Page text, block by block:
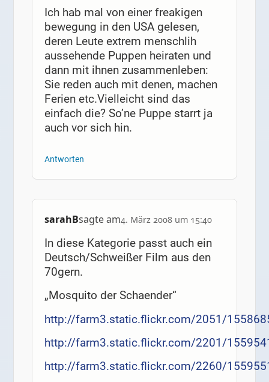
Ich hab mal von einer freakigen
bewegung in den USA gelesen,
deren Leute extrem menschlih
aussehende Puppen heiraten und
dann mit ihnen zusammenleben:
Sie reden auch mit denen, machen
Ferien etc.Vielleicht sind das
einfach die? So’ne Puppe starrt ja
auch vor sich hin.
Antworten
sarahBsagte am4. März 2008 um 15:40
In diese Kategorie passt auch ein
Deutsch/Schweißer Film aus den
70gern.
„Mosquito der Schaender“
http://farm3.static.flickr.com/2051/
http://farm3.static.flickr.com/2201/
http://farm3.static.flickr.com/2260/